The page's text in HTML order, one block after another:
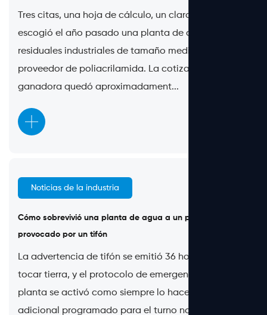
Tres citas, una hoja de cálculo, un claro ganador. Así
escogió el año pasado una planta de aguas
residuales industriales de tamaño medio a su
proveedor de poliacrilamida. La cotización
ganadora quedó aproximadament...
Noticias de la industria
Cómo sobrevivió una planta de agua a un pico de turbidez
provocado por un tifón
La advertencia de tifón se emitió 36 horas antes de
tocar tierra, y el protocolo de emergencia de la
planta se activó como siempre lo hace: personal
adicional programado para el turno nocturno,